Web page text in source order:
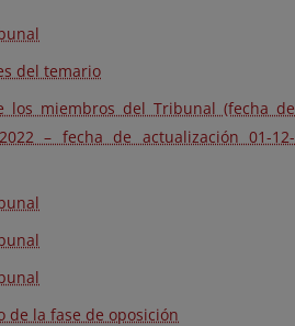
del temario
los miembros del Tribunal (fecha de
– fecha de actualización 01-12-
de la fase de oposición